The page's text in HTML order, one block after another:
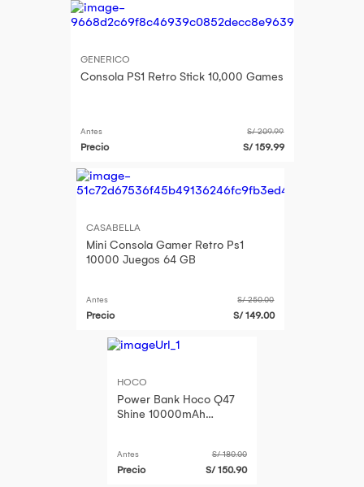
GENERICO
Consola PS1 Retro Stick 10,000 Games
Antes S/ 209.99
Precio S/ 159.99
CASABELLA
Mini Consola Gamer Retro Ps1
10000 Juegos 64 GB
Antes S/ 250.00
Precio S/ 149.00
HOCO
Power Bank Hoco Q47
Shine 10000mAh
Gray
Antes S/ 180.00
Precio S/ 150.90